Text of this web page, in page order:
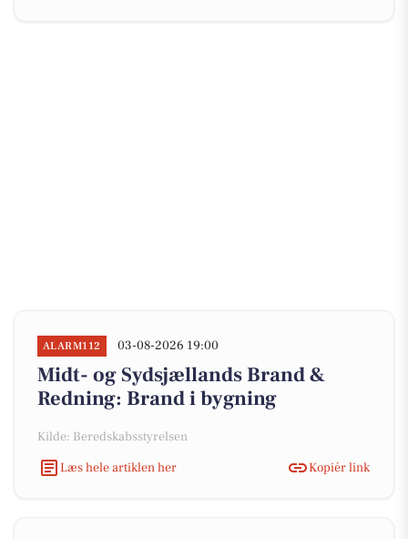
ALARM112 03-08-2026 19:00
Midt- og Sydsjællands Brand &
Redning: Brand i bygning
Kilde: Beredskabsstyrelsen
Læs hele artiklen her
Kopiér link